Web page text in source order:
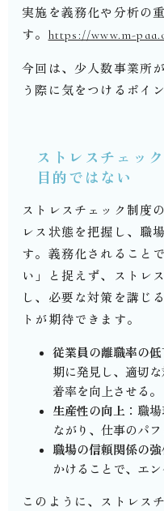
実施を義務化や分析の
す。 https://www.m-
今回は、少人数事業所
う際に気をつけるポイ
ストレスチェッ
目的ではない
ストレスチェック制度
レス状態を把握し、職
す。義務化されること
い」と捉えず、ストレ
し、必要な対策を講じ
トが期待できます。
従業員の離職率の低
期に発見し、適切
着率を向上させる。
生産性の向上：職
ながり、仕事のパフ
職場の信頼関係の強
かけることで、エン
このように、ストレス